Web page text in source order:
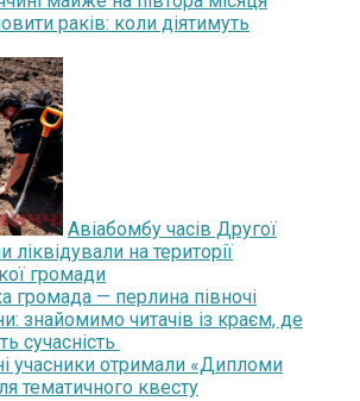
раків: коли діятимуть
Авіабомбу часів Другої
ліквідували на території
громади
громада — перлина півночі
знайомимо читачів із краєм, де
сучасність
учасники отримали «Дипломи
тематичного квесту